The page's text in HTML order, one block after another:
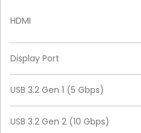
HDMI
Display Port
USB 3.2 Gen 1 (5 Gbps)
USB 3.2 Gen 2 (10 Gbps)